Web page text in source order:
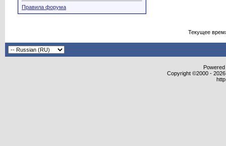
Правила форума
Текущее
Copyright ©2000 -